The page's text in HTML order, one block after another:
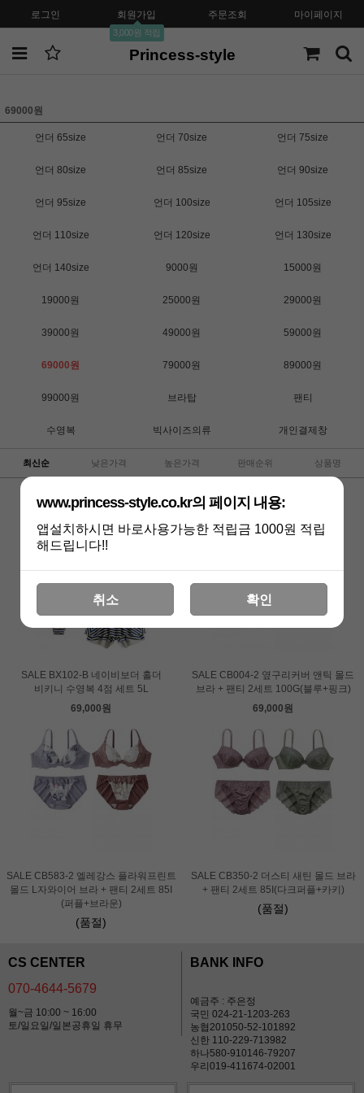
로그인 회원가입
3,000원 적립
주문조회 마이페이지
Princess-style
69000원
언더 65size 언더 70size 언더 75size
언더 80size 언더 85size 언더 90size
언더 95size 언더 100size 언더 105size
언더 110size 언더 120size 언더 130size
언더 140size 9000원 15000원
19000원 25000원 29000원
39000원 49000원 59000원
69000원 79000원 89000원
99000원 브라탑 팬티
수영복 빅사이즈의류 개인결제창
최신순 낮은가격 높은가격 판매순위 상품명
SALE BX102-B 네이비보더 홀더
비키니 수영복 4점 세트 5L
69,000원
SALE CB004-2 옆구리커버 앤틱 몰드
브라 + 팬티 2세트 100G(블루+핑크)
69,000원
SALE CB583-2 엘레강스 플라워프린트
몰드 L자와이어 브라 + 팬티 2세트 85I
(퍼플+브라운)
(품절)
SALE CB350-2 더스티 새틴 몰드 브라
+ 팬티 2세트 85I(다크퍼플+카키)
(품절)
CS CENTER
070-4644-5679
월~금 10:00 ~ 16:00
토/일요일/일본공휴일 휴무
BANK INFO
예금주 : 주은정
국민 024-21-1203-263
농협201050-52-101892
신한 110-229-713982
하나580-910146-79207
우리019-411674-02001
www.princess-style.co.kr의 페이지 내용:
앱설치하시면 바로사용가능한 적립금 1000원 적립
해드립니다!!
취소 확인